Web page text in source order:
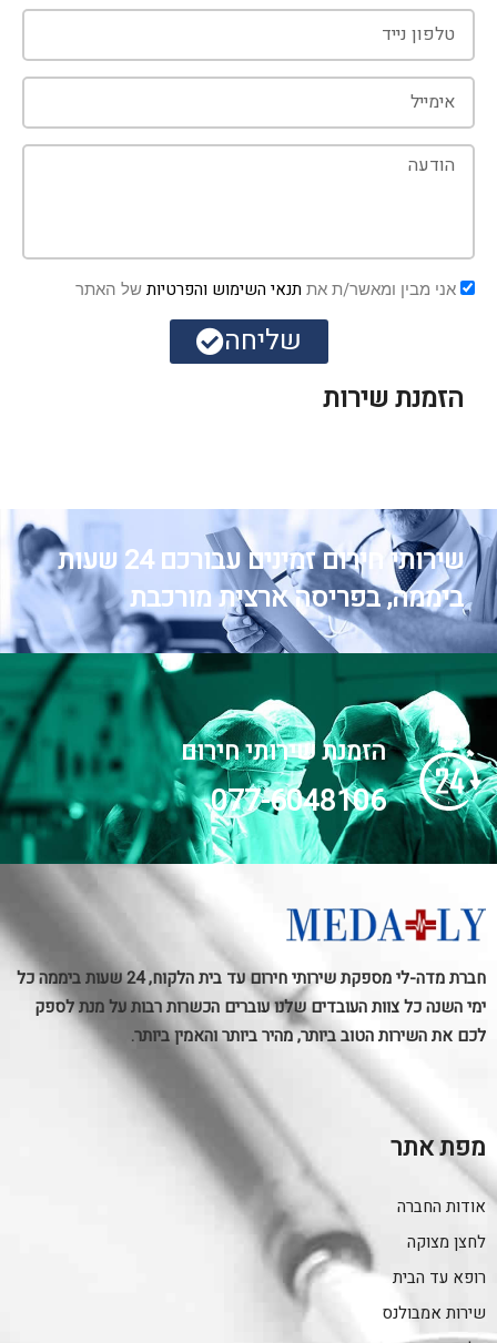
אני מבין ומאשר/ת את תנאי השימוש והפרטיות של האתר
שליחה
הזמנת שירות
שירותי חירום זמינים עבורכם 24 שעות
ביממה, בפריסה ארצית מורכבת
הזמנת שירותי חירום
077-6048106
חברת מדה-לי מספקת שירותי חירום עד בית הלקוח, 24 שעות ביממה כל
ימי השנה כל צוות העובדים שלנו עוברים הכשרות רבות על מנת לספק
לכם את השירות הטוב ביותר, מהיר ביותר והאמין ביותר.
מפת אתר
אודות החברה
לחצן מצוקה
רופא עד הבית
שירות אמבולנס